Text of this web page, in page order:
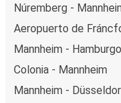
Núremberg -
Aeropuerto de
Mannheim - Hamburgo
Colonia - Mannheim
Mannheim -